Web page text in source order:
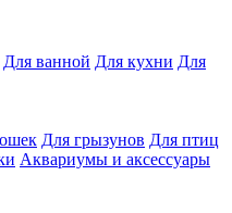
Для ванной Для кухни Для
Для грызунов Для птиц
Аквариумы и аксессуары